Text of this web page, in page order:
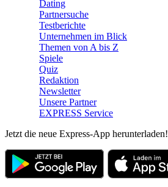
Dating
Partnersuche
Testberichte
Unternehmen im Blick
Themen von A bis Z
Spiele
Quiz
Redaktion
Newsletter
Unsere Partner
EXPRESS Service
Jetzt die neue Express-App herunterladen!